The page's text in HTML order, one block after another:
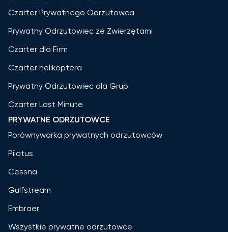
Czarter Prywatnego Odrzutowca
Prywatny Odrzutowiec ze Zwierzętami
Czarter dla Firm
Czarter helikoptera
Prywatny Odrzutowiec dla Grup
Czarter Last Minute
PRYWATNE ODRZUTOWCE
Porównywarka prywatnych odrzutowców
Pilatus
Cessna
Gulfstream
Embraer
Wszystkie prywatne odrzutowce